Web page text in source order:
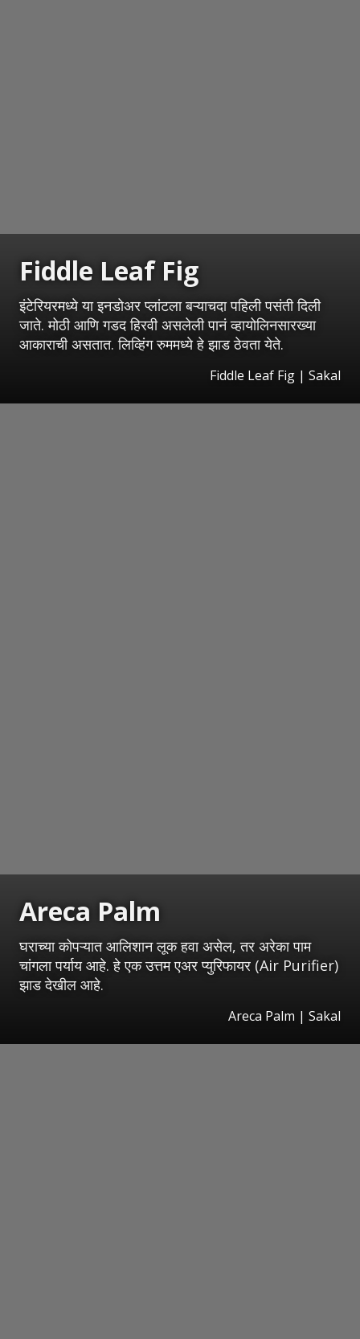
Fiddle Leaf Fig
इंटेरियरमध्ये या इनडोअर प्लांटला बऱ्याचदा पहिली पसंती दिली
जाते. मोठी आणि गडद हिरवी असलेली पानं व्हायोलिनसारख्या
आकाराची असतात. लिव्हिंग रुममध्ये हे झाड ठेवता येते.
Fiddle Leaf Fig | Sakal
Areca Palm
घराच्या कोपऱ्यात आलिशान लूक हवा असेल, तर अरेका पाम
चांगला पर्याय आहे. हे एक उत्तम एअर प्युरिफायर (Air Purifier)
झाड देखील आहे.
Areca Palm | Sakal